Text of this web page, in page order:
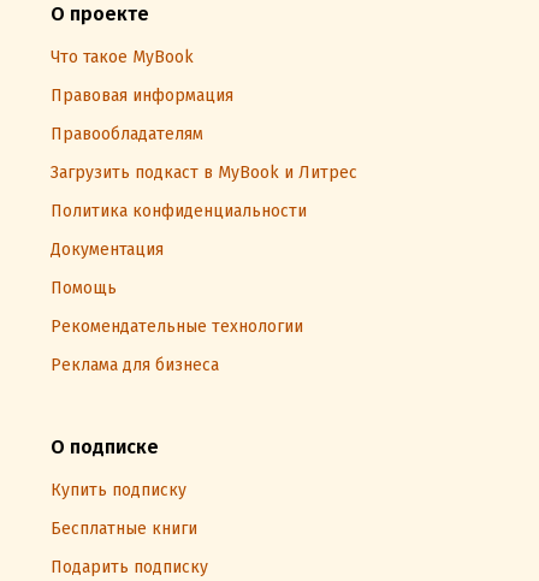
О проекте
Что такое MyBook
Правовая информация
Правообладателям
Загрузить подкаст в MyBook и Литрес
Политика конфиденциальности
Документация
Помощь
Рекомендательные технологии
Реклама для бизнеса
О подписке
Купить подписку
Бесплатные книги
Подарить подписку